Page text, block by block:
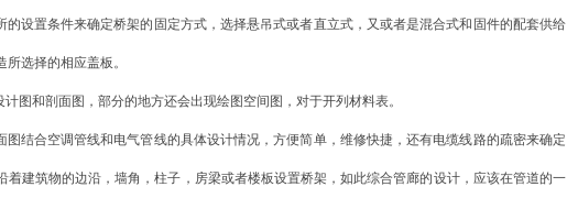
设置条件来确定桥架的固定方式，选择悬吊式或者直立式，又或者是混合式和固件的配套供给
选择的相应盖板。
图和剖面图，部分的地方还会出现绘图空间图，对于开列材料表。
结合空调管线和电气管线的具体设计情况，方便简单，维修快捷，还有电缆线路的疏密来确定
着建筑物的边沿，墙角，柱子，房梁或者楼板设置桥架，如此综合管廊的设计，应该在管道的一